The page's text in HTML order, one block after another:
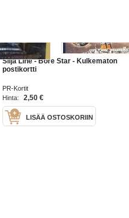
Silja Line - Bore Star - Kulkematon
postikortti
PR-Kortit
Hinta:
2,50 €
LISÄÄ OSTOSKORIIN